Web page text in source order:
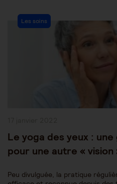
Post
Category:
Les soins
Le yoga des yeux :
pour une autre « vision
Peu divulguée, la pratique